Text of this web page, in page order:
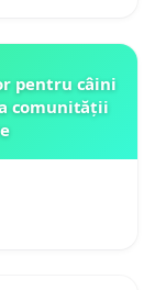
pentru câini
comunității